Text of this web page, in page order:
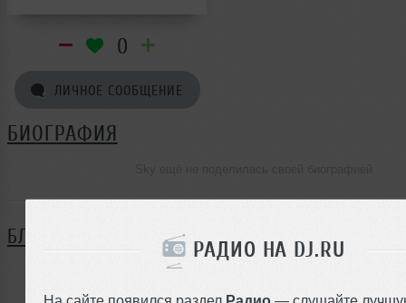
РАДИО НА DJ.RU
На сайте появился раздел Радио — слушайте
0
ЛИЧНОЕ СООБЩЕНИЕ
БИОГРАФИЯ
БЛОГ